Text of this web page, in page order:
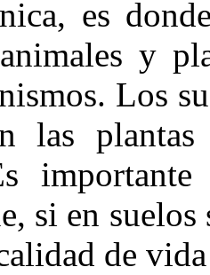
es
y
Los
las
si en
de